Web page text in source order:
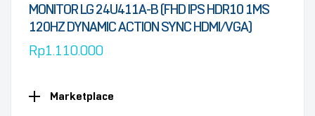
MONITOR LG 24U411A-B (FHD IPS HDR10 1MS
120HZ DYNAMIC ACTION SYNC HDMI/VGA)
Rp1.110.000
Marketplace